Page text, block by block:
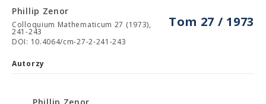
Tom 27 / 1973
Phillip Zenor
Colloquium Mathematicum 27 (1973),
241-243
DOI: 10.4064/cm-27-2-241-243
Autorzy